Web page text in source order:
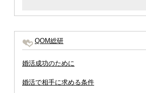
QOM総研
婚活成功のために
婚活で相手に求める条件